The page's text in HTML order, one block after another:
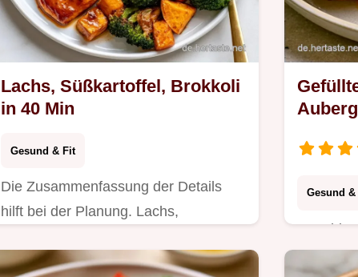
Lachs, Süßkartoffel, Brokkoli
in 40 Min
Gesund & Fit
Die Zusammenfassung der Details
hilft bei der Planung. Lachs,
Wahl für alle, die gesund und
Gesund